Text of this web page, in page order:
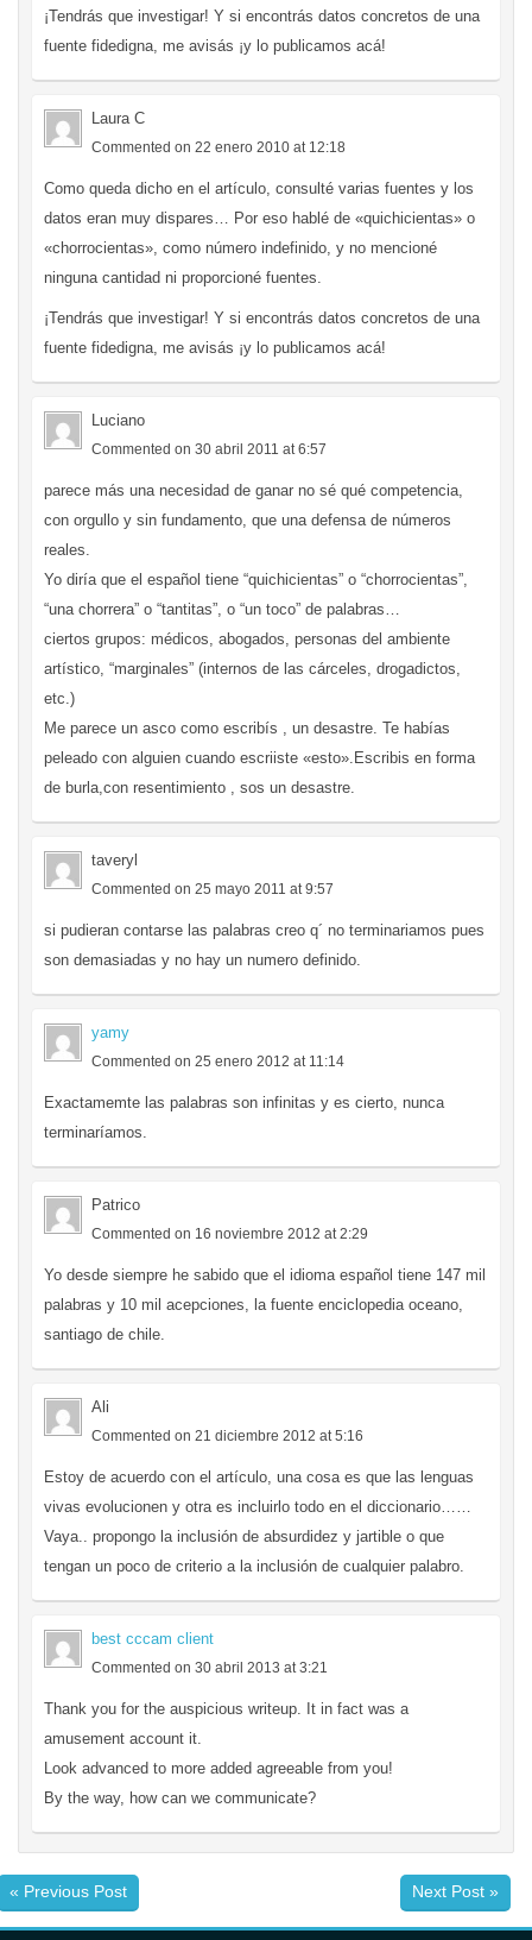
¡Tendrás que investigar! Y si encontrás datos concretos de una
fuente fidedigna, me avisás ¡y lo publicamos acá!
Laura C
Commented on 22 enero 2010 at 12:18
Como queda dicho en el artículo, consulté varias fuentes y los
datos eran muy dispares… Por eso hablé de «quichicientas» o
«chorrocientas», como número indefinido, y no mencioné
ninguna cantidad ni proporcioné fuentes.
¡Tendrás que investigar! Y si encontrás datos concretos de una
fuente fidedigna, me avisás ¡y lo publicamos acá!
Luciano
Commented on 30 abril 2011 at 6:57
parece más una necesidad de ganar no sé qué competencia,
con orgullo y sin fundamento, que una defensa de números
reales.
Yo diría que el español tiene “quichicientas” o “chorrocientas”,
“una chorrera” o “tantitas”, o “un toco” de palabras…
ciertos grupos: médicos, abogados, personas del ambiente
artístico, “marginales” (internos de las cárceles, drogadictos,
etc.)
Me parece un asco como escribís , un desastre. Te habías
peleado con alguien cuando escriiste «esto».Escribis en forma
de burla,con resentimiento , sos un desastre.
taveryl
Commented on 25 mayo 2011 at 9:57
si pudieran contarse las palabras creo q´ no terminariamos pues
son demasiadas y no hay un numero definido.
yamy
Commented on 25 enero 2012 at 11:14
Exactamemte las palabras son infinitas y es cierto, nunca
terminaríamos.
Patrico
Commented on 16 noviembre 2012 at 2:29
Yo desde siempre he sabido que el idioma español tiene 147 mil
palabras y 10 mil acepciones, la fuente enciclopedia oceano,
santiago de chile.
Ali
Commented on 21 diciembre 2012 at 5:16
Estoy de acuerdo con el artículo, una cosa es que las lenguas
vivas evolucionen y otra es incluirlo todo en el diccionario……
Vaya.. propongo la inclusión de absurdidez y jartible o que
tengan un poco de criterio a la inclusión de cualquier palabro.
best cccam client
Commented on 30 abril 2013 at 3:21
Thank you for the auspicious writeup. It in fact was a
amusement account it.
Look advanced to more added agreeable from you!
By the way, how can we communicate?
« Previous Post Next Post »